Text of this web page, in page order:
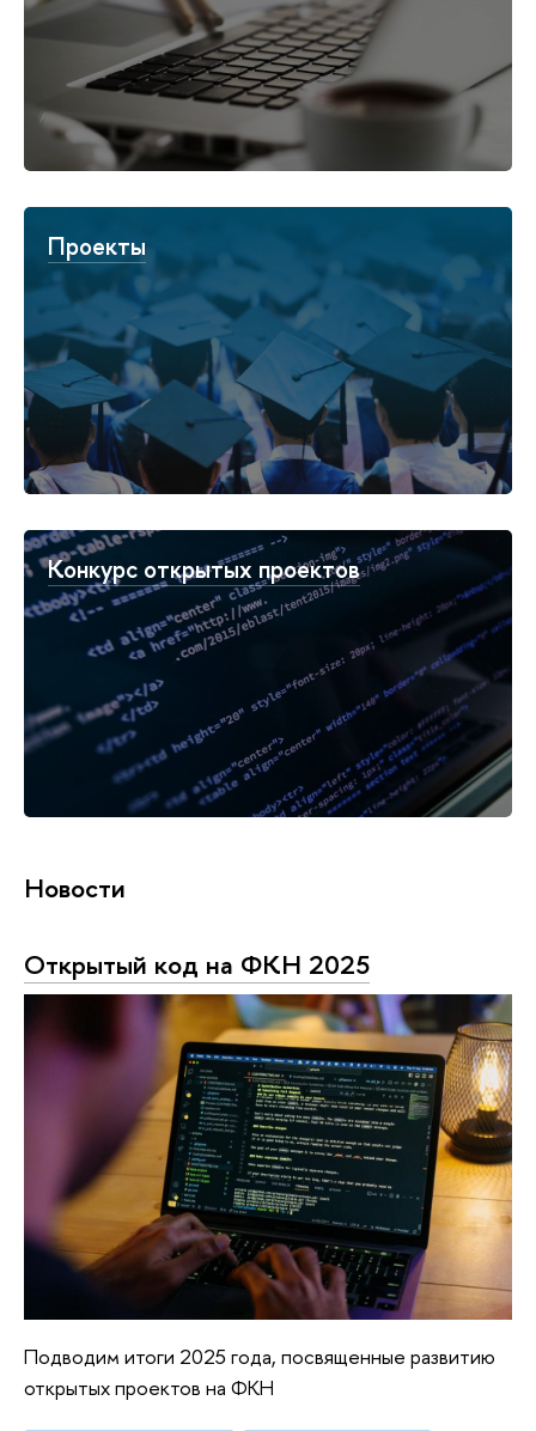
Проекты
Конкурс открытых проектов
Новости
Открытый код на ФКН 2025
Подводим итоги 2025 года, посвященные развитию
открытых проектов на ФКН